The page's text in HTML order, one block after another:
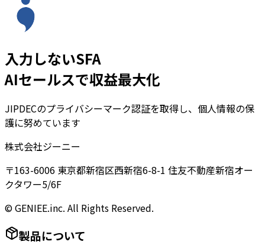
入力しないSFA
AIセールスで収益最大化
JIPDECのプライバシーマーク認証を取得し、個人情報の保
護に努めています
株式会社ジーニー
〒163-6006 東京都新宿区西新宿6-8-1 住友不動産新宿オー
クタワー5/6F
© GENIEE.inc. All Rights Reserved.
製品について